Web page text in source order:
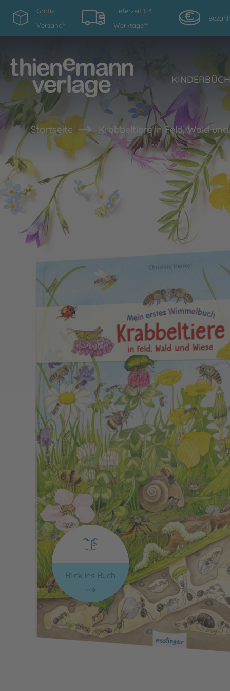
Gratis
Versand*
Lieferzeit 1-3
Werktage**
Startseite Krabbeltiere in Feld, Wald
Blick ins Buch